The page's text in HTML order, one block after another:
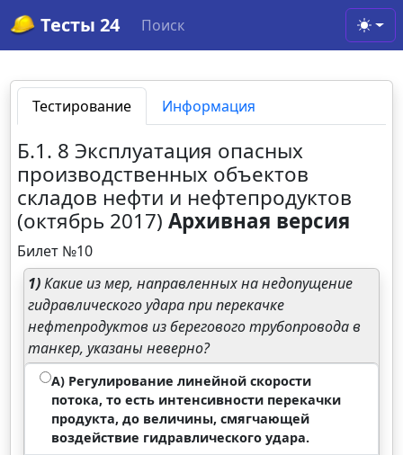
Тесты 24 Поиск
Тестирование Информация
Б.1. 8 Эксплуатация опасных
производственных объектов
складов нефти и нефтепродуктов
(октябрь 2017)Архивная версия
Билет №10
1)Какие из мер, направленных на недопущение
гидравлического удара при перекачке
нефтепродуктов из берегового трубопровода в
танкер, указаны неверно?
А) Регулирование линейной скорости
потока, то есть интенсивности перекачки
продукта, до величины, смягчающей
воздействие гидравлического удара.